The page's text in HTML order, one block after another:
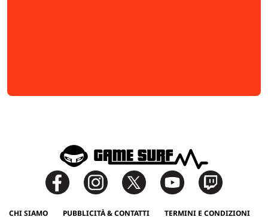
CHI SIAMO PUBBLICITÀ & CONTATTI TERMINI E CONDIZIONI